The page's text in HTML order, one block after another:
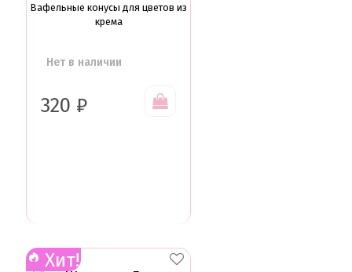
Вафельные конусы для цветов из
крема
Нет в наличии
320 ₽
Хит!